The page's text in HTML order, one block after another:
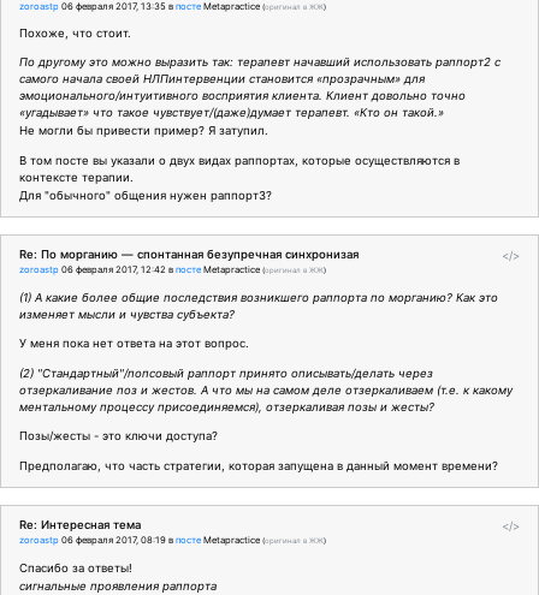
zoroastp 06 февраля 2017, 13:35 в посте Metapractice (оригинал в ЖЖ)
Похоже, что стоит.
По другому это можно выразить так: терапевт начавший использовать раппорт2 с
самого начала своей НЛПинтервенции становится «прозрачным» для
эмоционального/интуитивного восприятия клиента. Клиент довольно точно
«угадывает» что такое чувствует/(даже)думает терапевт. «Кто он такой.»
Не могли бы привести пример? Я затупил.
В том посте вы указали о двух видах раппортах, которые осуществляются в
контексте терапии.
Для "обычного" общения нужен раппорт3?
</>
Re: По морганию — спонтанная безупречная синхронизая
zoroastp 06 февраля 2017, 12:42 в посте Metapractice (оригинал в ЖЖ)
(1) А какие более общие последствия возникшего раппорта по морганию? Как это
изменяет мысли и чувства субъекта?
У меня пока нет ответа на этот вопрос.
(2) "Стандартный"/попсовый раппорт принято описывать/делать через
отзеркаливание поз и жестов. А что мы на самом деле отзеркаливаем (т.е. к какому
ментальному процессу присоединяемся), отзеркаливая позы и жесты?
Позы/жесты - это ключи доступа?
Предполагаю, что часть стратегии, которая запущена в данный момент времени?
</>
Re: Интересная тема
zoroastp 06 февраля 2017, 08:19 в посте Metapractice (оригинал в ЖЖ)
Спасибо за ответы!
сигнальные проявления раппорта